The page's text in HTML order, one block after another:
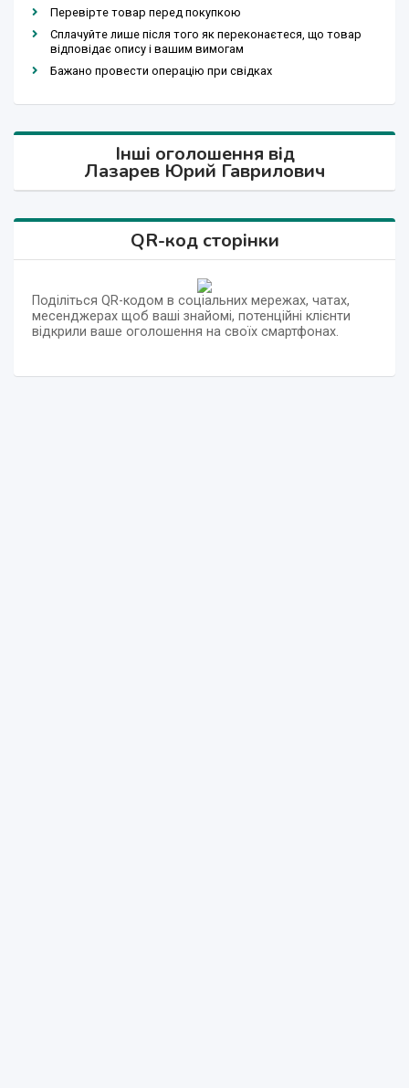
Перевірте товар перед покупкою
Сплачуйте лише після того як переконаєтеся, що товар
відповідає опису і вашим вимогам
Бажано провести операцію при свідках
Інші оголошення від
Лазарев Юрий Гаврилович
QR-код сторінки
Поділіться QR-кодом в соціальних мережах, чатах,
месенджерах щоб ваші знайомі, потенційні клієнти
відкрили ваше оголошення на своїх смартфонах.